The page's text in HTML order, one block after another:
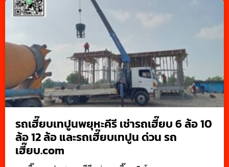
รถเฮี๊ยบเทปูนพยุหะคีรี เช่ารถเฮี๊ยบ 6 ล้อ 10
ล้อ 12 ล้อ และรถเฮี๊ยบเทปูน ด่วน รถ
เฮี๊ยบ.com